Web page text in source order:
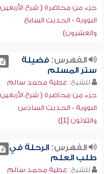
جزء من محاضرة ( شرح الأربعين
النووية - الحديث السابع
والعشرون)
الفهرس:فضيلة
ستر المسلم
للشيخ: عطية محمد سالم
جزء من محاضرة ( شرح الأربعين
النووية - الحديث السادس
والثلاثون [1])
الفهرس:الرحلة في
طلب العلم
للشيخ: عطية محمد سالم